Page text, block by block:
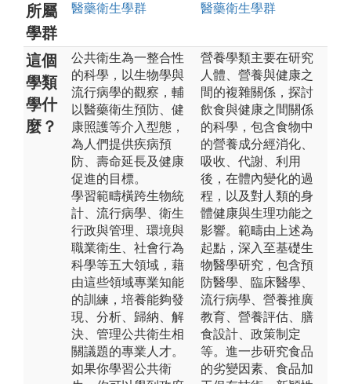
所屬
學群
醫藥衛生學群 醫藥衛生學群
這個
學類
學什
麼？
公共衛生為一整合性
的科學，以生物學與
流行病學的觀察，輔
以醫藥衛生預防、健
康照護等介入型態，
為人們提供疾病預
防、壽命延長及健康
促進的目標。
學習範疇橫跨生物統
計、流行病學、衛生
行政與管理、環境與
職業衛生、社會行為
科學等五大領域，藉
由這些領域專業知能
的訓練，培養能夠發
現、分析、歸納、解
決、管理公共衛生相
關議題的專業人才。
如果你學習公共衛
營養學類主要在研究
人體、營養與健康之
間的複雜關係，探討
飲食與健康之間關係
的科學，包含食物中
的營養成分經消化、
吸收、代謝、利用
後，在體內變化的過
程，以及對人類的身
體健康與生理功能之
影響。範疇由上述為
起點，深入至基礎生
物醫學研究，包含預
防醫學、臨床醫學、
流行病學、營養推廣
教育、營養評估、膳
食設計、政策制定
等。進一步研究食品
的劣變因素、食品加